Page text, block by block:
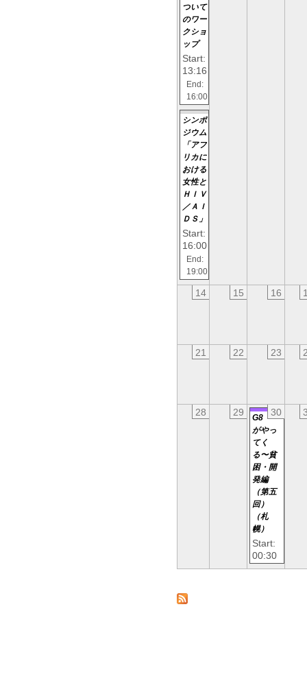
ついて
のワー
クショ
ップ
Start:
13:16
End:
16:00
シンポ
ジウム
「アフ
リカに
おける
女性と
ＨＩＶ
／ＡＩ
ＤＳ」
Start:
16:00
End:
19:00
14 15 16
21 22 23
28 29 30
G8
がやっ
てく
る〜貧
困・開
発編
（第五
回）
（札
幌）
Start:
00:30